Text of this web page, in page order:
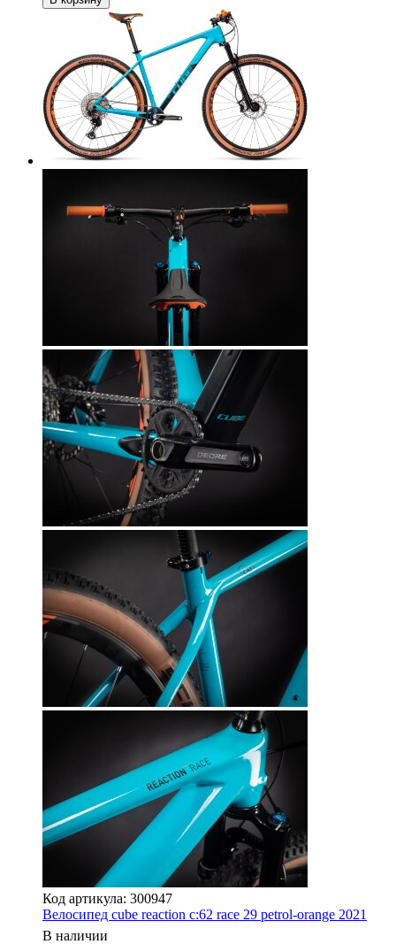
Код артикула: 300947
Велосипед cube reaction c:62 race 29 petrol-orange 2021
В наличии